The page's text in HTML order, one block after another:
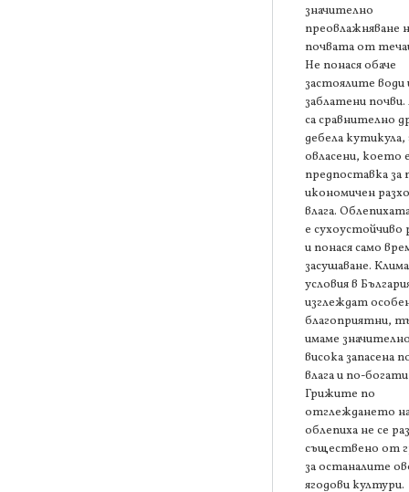
значително
преовлажняване
почвата от
Не понася обаче
застоялите води
заблатени
са сравнително
дебела
овласени, което
предпоставка за
икономичен
влага.
е сухоустойчиво
и понася само
засушаване.
условия в
изглеждат
благоприятни,
имаме
висока запасена
влага и по-
Грижите по
отглеждането
облепиха не се
съществено от
за останалите
ягодови култури.